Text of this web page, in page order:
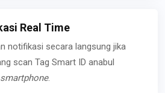
Real Time
notifikasi secara langsung jika
scan Tag Smart ID anabul
smartphone.